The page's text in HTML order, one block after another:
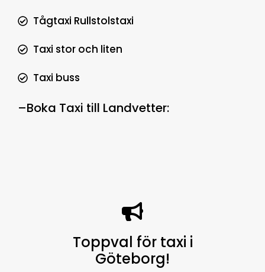
Tågtaxi Rullstolstaxi
Taxi stor och liten
Taxi buss
–Boka Taxi till Landvetter:
Toppval för taxi i
Göteborg!